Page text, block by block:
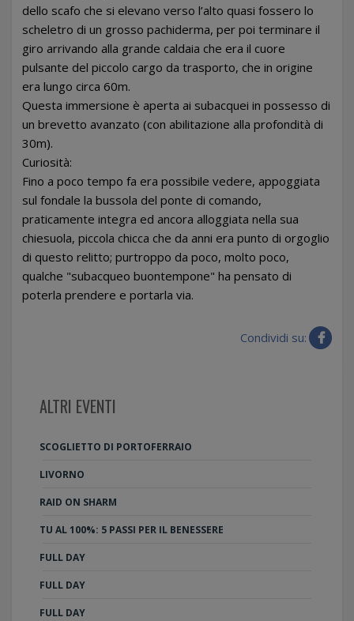
dello scafo che si elevano verso l’alto quasi fossero lo
scheletro di un grosso pachiderma, per poi terminare il
giro arrivando alla grande caldaia che era il cuore
pulsante del piccolo cargo da trasporto, che in origine
era lungo circa 60m.
Questa immersione è aperta ai subacquei in possesso di
un brevetto avanzato (con abilitazione alla profondità di
30m).
Curiosità:
Fino a poco tempo fa era possibile vedere, appoggiata
sul fondale la bussola del ponte di comando,
praticamente integra ed ancora alloggiata nella sua
chiesuola, piccola chicca che da anni era punto di orgoglio
di questo relitto; purtroppo da poco, molto poco,
qualche "subacqueo buontempone" ha pensato di
poterla prendere e portarla via.
Condividi su:
ALTRI EVENTI
SCOGLIETTO DI PORTOFERRAIO
LIVORNO
RAID ON SHARM
TU AL 100%: 5 PASSI PER IL BENESSERE
FULL DAY
FULL DAY
FULL DAY